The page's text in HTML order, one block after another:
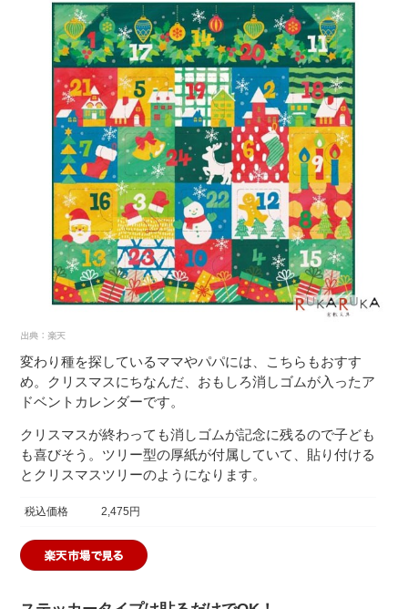
変わり種を探しているママやパパには、こちらもおすす
め。クリスマスにちなんだ、おもしろ消しゴムが入ったア
ドベントカレンダーです。
クリスマスが終わっても消しゴムが記念に残るので子ども
も喜びそう。ツリー型の厚紙が付属していて、貼り付ける
とクリスマスツリーのようになります。
税込価格 2,475円